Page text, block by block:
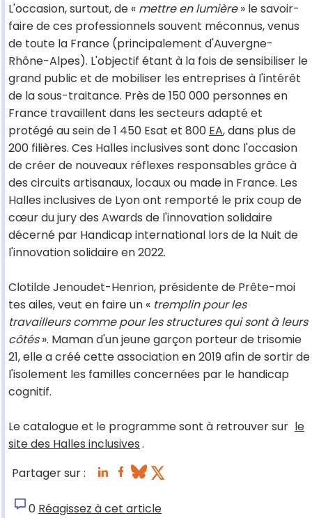
L'occasion, surtout, de « mettre en lumière» le savoir-
faire de ces professionnels souvent méconnus, venus
de toute la France (principalement d'Auvergne-
Rhône-Alpes). L'objectif étant à la fois de sensibiliser le
grand public et de mobiliser les entreprises à l'intérêt
de la sous-traitance. Près de 150 000 personnes en
France travaillent dans les secteurs adapté et
protégé au sein de 1 450 Esat et 800 EA, dans plus de
200 filières. Ces Halles inclusives sont donc l'occasion
de créer de nouveaux réflexes responsables grâce à
des circuits artisanaux, locaux ou made in France. Les
Halles inclusives de Lyon ont remporté le prix coup de
cœur du jury des Awards de l'innovation solidaire
décerné par Handicap international lors de la Nuit de
l'innovation solidaire en 2022.
Clotilde Jenoudet-Henrion, présidente de Prête-moi
tes ailes, veut en faire un « tremplin pour les
travailleurs comme pour les structures qui sont à leurs
côtés». Maman d'un jeune garçon porteur de trisomie
21, elle a créé cette association en 2019 afin de sortir de
l'isolement les familles concernées par le handicap
cognitif.
Le catalogue et le programme sont à retrouver sur le
site des Halles inclusives.
Partager sur :
0 Réagissez à cet article